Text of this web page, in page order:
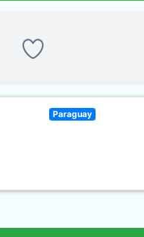
Paraguay